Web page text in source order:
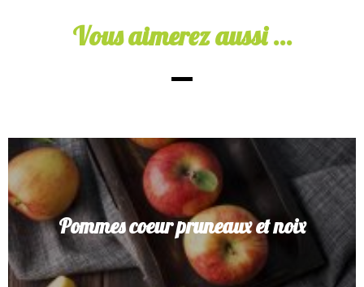
Vous aimerez aussi ...
Pommes coeur pruneaux et noix